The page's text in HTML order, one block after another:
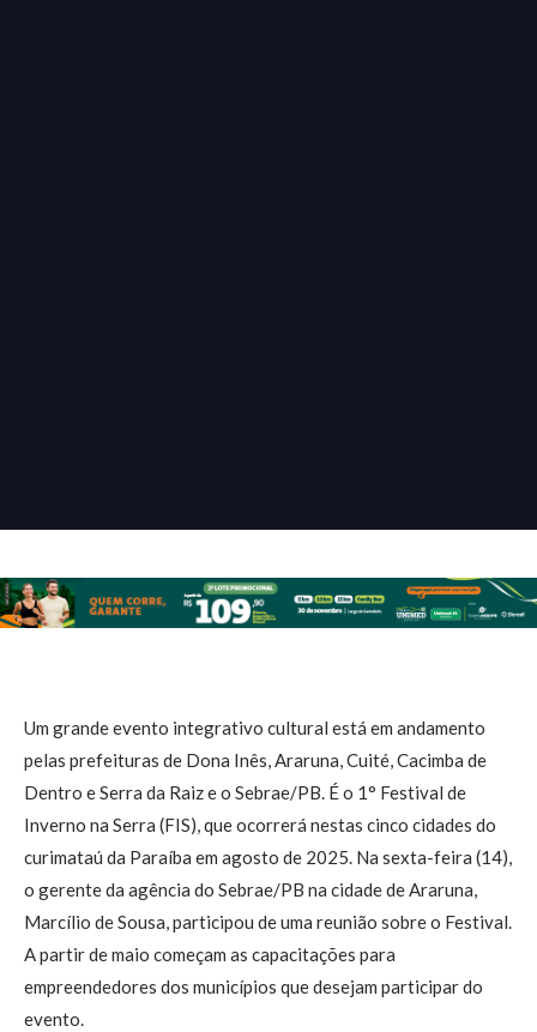
Um grande evento integrativo cultural está em andamento
pelas prefeituras de Dona Inês, Araruna, Cuité, Cacimba de
Dentro e Serra da Raiz e o Sebrae/PB. É o 1° Festival de
Inverno na Serra (FIS), que ocorrerá nestas cinco cidades do
curimataú da Paraíba em agosto de 2025. Na sexta-feira (14),
o gerente da agência do Sebrae/PB na cidade de Araruna,
Marcílio de Sousa, participou de uma reunião sobre o Festival.
A partir de maio começam as capacitações para
empreendedores dos municípios que desejam participar do
evento.